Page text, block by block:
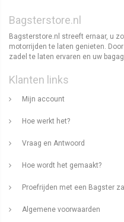
Bagsterstore.nl
Bagsterstore.nl streeft ernaar, u
motorrijden te laten genieten.
zadel te laten ervaren en uw
Klanten links
Mijn account
Hoe werkt het?
Vraag en Antwoord
Hoe wordt het gemaakt?
Proefrijden met een Bagster
Algemene voorwaarden